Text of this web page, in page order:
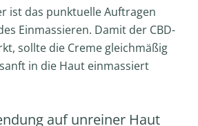
ist das punktuelle Auftragen
Einmassieren. Damit der CBD-
sollte die Creme gleichmäßig
in die Haut einmassiert
auf unreiner Haut